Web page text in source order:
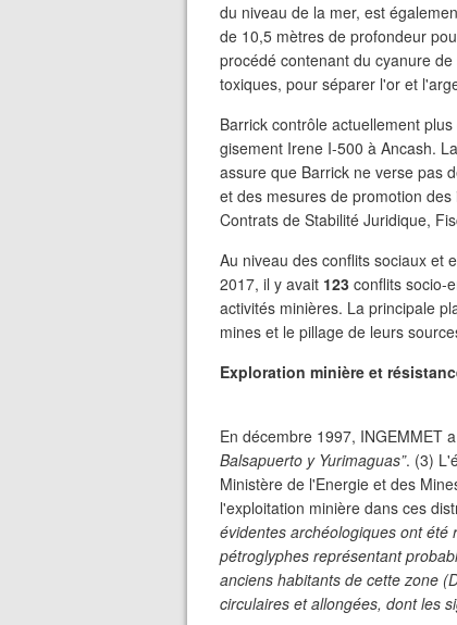
du niveau de la mer, est
de 10,5 mètres de profondeur
procédé contenant du cyanure
toxiques, pour séparer l'or et
Barrick contrôle actuellement
gisement Irene I-500 à Ancash.
assure que Barrick ne verse pas
et des mesures de promotion
Contrats de Stabilité Juridique,
Au niveau des conflits sociaux et
2017, il y avait 123 conflits socio-
activités minières. La principale
mines et le pillage de leurs
Exploration minière et
En décembre 1997, INGEMMET
Balsapuerto y Yurimaguas”. (3)
Ministère de l'Energie et des
l'exploitation minière dans ces
évidentes archéologiques ont
pétroglyphes représentant
anciens habitants de cette zone
circulaires et allongées, dont les